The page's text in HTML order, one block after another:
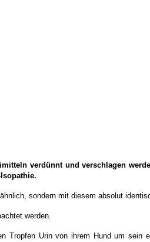
verdünnt und verschlagen
sondern mit diesem absolut
werden.
Tropfen Urin von ihrem Hund um sein